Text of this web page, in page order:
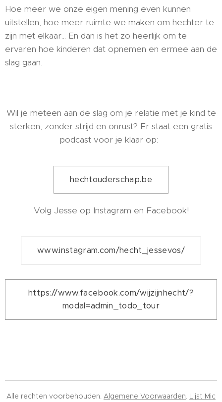
Hoe meer we onze eigen mening even kunnen
uitstellen, hoe meer ruimte we maken om hechter te
zijn met elkaar... En dan is het zo heerlijk om te
ervaren hoe kinderen dat opnemen en ermee aan de
slag gaan.
Wil je meteen aan de slag om je relatie met je kind te
sterken, zonder strijd en onrust? Er staat een gratis
podcast voor je klaar op:
hechtouderschap.be
Volg Jesse op Instagram en Facebook!
www.instagram.com/hecht_jessevos/
https://www.facebook.com/wijzijnhecht/?
modal=admin_todo_tour
Alle rechten voorbehouden. Algemene Voorwaarden. Lijst Mic